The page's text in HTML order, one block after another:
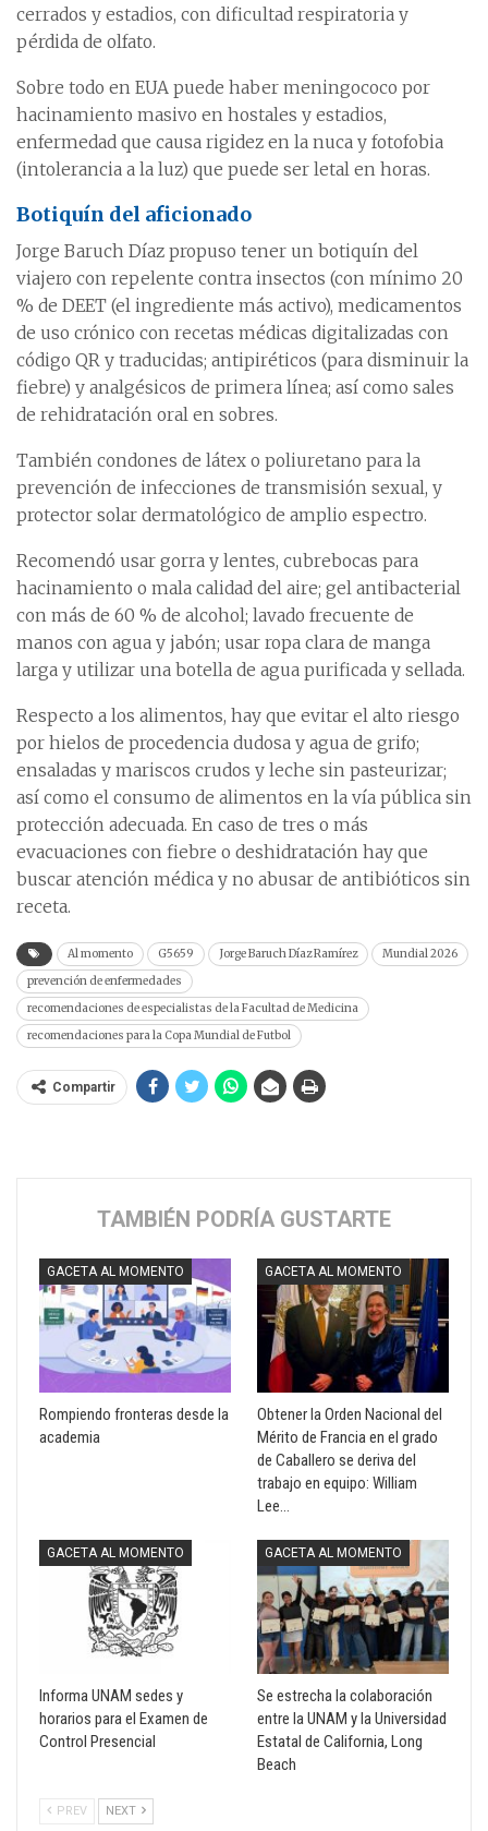
cerrados y estadios, con dificultad respiratoria y
pérdida de olfato.
Sobre todo en EUA puede haber meningococo por
hacinamiento masivo en hostales y estadios,
enfermedad que causa rigidez en la nuca y fotofobia
(intolerancia a la luz) que puede ser letal en horas.
Botiquín del aficionado
Jorge Baruch Díaz propuso tener un botiquín del
viajero con repelente contra insectos (con mínimo 20
% de DEET (el ingrediente más activo), medicamentos
de uso crónico con recetas médicas digitalizadas con
código QR y traducidas; antipiréticos (para disminuir la
fiebre) y analgésicos de primera línea; así como sales
de rehidratación oral en sobres.
También condones de látex o poliuretano para la
prevención de infecciones de transmisión sexual, y
protector solar dermatológico de amplio espectro.
Recomendó usar gorra y lentes, cubrebocas para
hacinamiento o mala calidad del aire; gel antibacterial
con más de 60 % de alcohol; lavado frecuente de
manos con agua y jabón; usar ropa clara de manga
larga y utilizar una botella de agua purificada y sellada.
Respecto a los alimentos, hay que evitar el alto riesgo
por hielos de procedencia dudosa y agua de grifo;
ensaladas y mariscos crudos y leche sin pasteurizar;
así como el consumo de alimentos en la vía pública sin
protección adecuada. En caso de tres o más
evacuaciones con fiebre o deshidratación hay que
buscar atención médica y no abusar de antibióticos sin
receta.
Al momento G5659 Jorge Baruch Díaz Ramírez
Mundial 2026
prevención de enfermedades
recomendaciones de especialistas de la Facultad de Medicina
recomendaciones para la Copa Mundial de Futbol
Compartir
TAMBIÉN PODRÍA GUSTARTE
GACETA AL MOMENTO
Rompiendo fronteras desde la
academia
GACETA AL MOMENTO
Obtener la Orden Nacional del
Mérito de Francia en el grado
de Caballero se deriva del
trabajo en equipo: William
Lee…
GACETA AL MOMENTO
Informa UNAM sedes y
horarios para el Examen de
Control Presencial
GACETA AL MOMENTO
Se estrecha la colaboración
entre la UNAM y la Universidad
Estatal de California, Long
Beach
PREV NEXT